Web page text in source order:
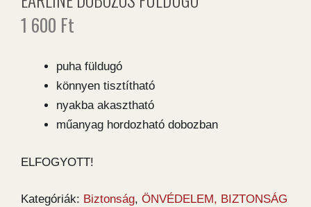
1 600 Ft
puha füldugó
könnyen tisztítható
nyakba akasztható
műanyag hordozható dobozban
ELFOGYOTT!
Kategóriák: Biztonság, ÖNVÉDELEM, BIZTONSÁG